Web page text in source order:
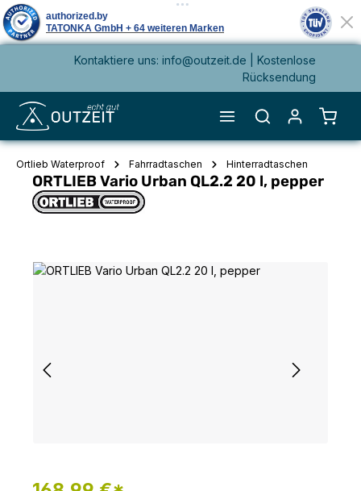
springenKontaktiere uns: info@outzeit.de | Kostenlose
Rücksendung
Ortlieb Waterproof Fahrradtaschen Hinterradtaschen
ORTLIEB Vario Urban QL2.2 20 l, pepper
Bildergalerie überspringen